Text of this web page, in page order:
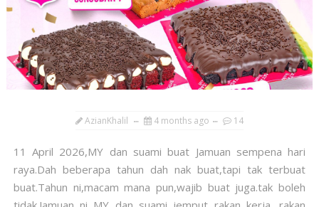
AzianKhalil 4 months ago 14
11 April 2026,MY dan suami buat Jamuan sempena hari
raya.Dah beberapa tahun dah nak buat,tapi tak terbuat
buat.Tahun ni,macam mana pun,wajib buat juga.tak boleh